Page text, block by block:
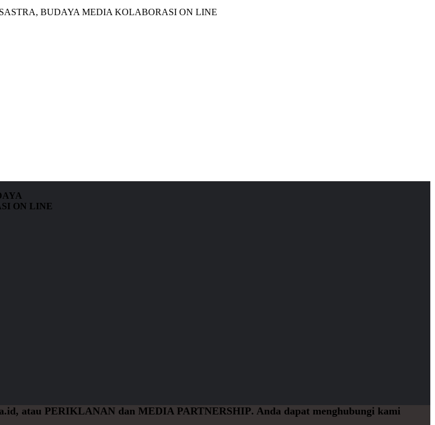
ON LINE
atau PERIKLANAN dan MEDIA PARTNERSHIP. Anda dapat menghubungi kami